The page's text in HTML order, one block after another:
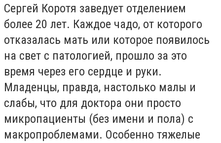
Сергей Коротя заведует отделением
более 20 лет. Каждое чадо, от которого
отказалась мать или которое появилось
на свет с патологией, прошло за это
время через его сердце и руки.
Младенцы, правда, настолько малы и
слабы, что для доктора они просто
микропациенты (без имени и пола) с
макропроблемами. Особенно тяжелые